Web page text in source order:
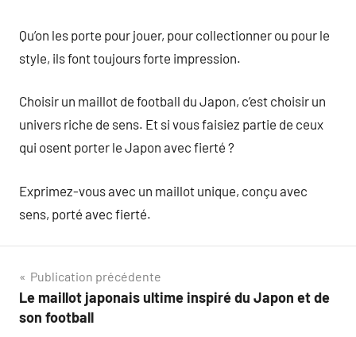
Qu’on les porte pour jouer, pour collectionner ou pour le
style, ils font toujours forte impression.
Choisir un maillot de football du Japon, c’est choisir un
univers riche de sens. Et si vous faisiez partie de ceux
qui osent porter le Japon avec fierté ?
Exprimez-vous avec un maillot unique, conçu avec
sens, porté avec fierté.
Navigation
de
Publication précédente
Le maillot japonais ultime inspiré du Japon et de
son football